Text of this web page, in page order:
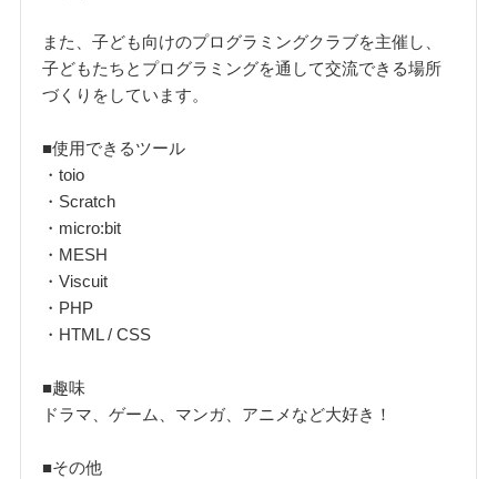
また、子ども向けのプログラミングクラブを主催し、
子どもたちとプログラミングを通して交流できる場所
づくりをしています。
■使用できるツール
・toio
・Scratch
・micro:bit
・MESH
・Viscuit
・PHP
・HTML / CSS
■趣味
ドラマ、ゲーム、マンガ、アニメなど大好き！
■その他